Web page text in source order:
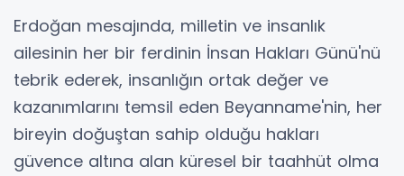
Erdoğan mesajında, milletin ve insanlık
ailesinin her bir ferdinin İnsan Hakları Günü'nü
tebrik ederek, insanlığın ortak değer ve
kazanımlarını temsil eden Beyanname'nin, her
bireyin doğuştan sahip olduğu hakları
güvence altına alan küresel bir taahhüt olma